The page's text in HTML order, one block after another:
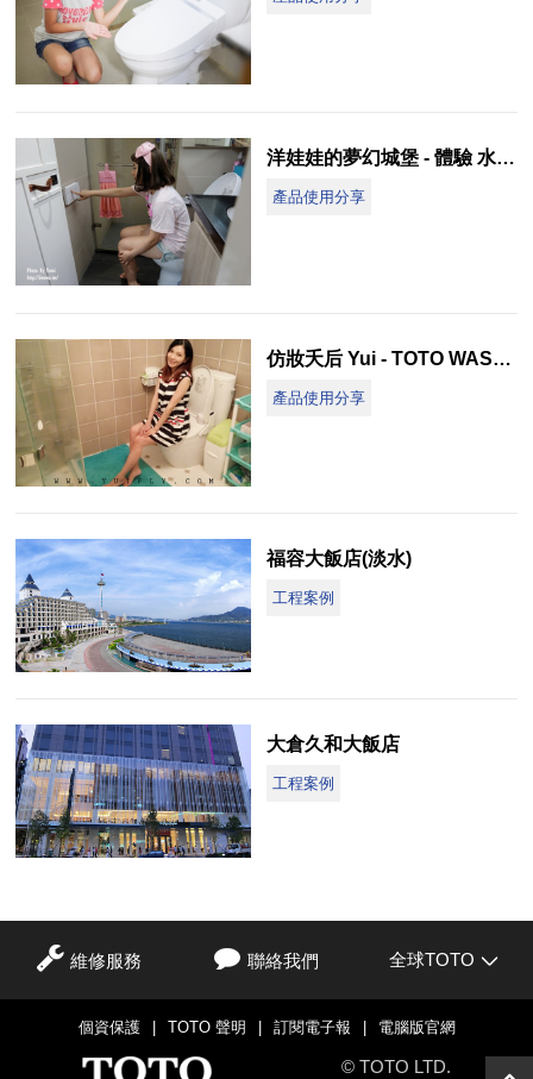
洋娃娃的夢幻城堡 - 體驗 水洗的必要 屁屁最知道 TOTO WASHLET
產品使用分享
仿妝夭后 Yui - TOTO WASHLET溫水洗淨便座 用過就離不開了
產品使用分享
福容大飯店(淡水)
工程案例
大倉久和大飯店
工程案例
維修服務 聯絡我們 全球TOTO
個資保護 | TOTO 聲明 | 訂閱電子報 | 電腦版官網
© TOTO LTD.